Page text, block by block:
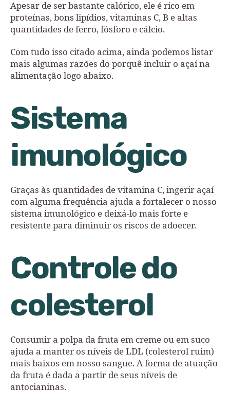
Apesar de ser bastante calórico, ele é rico em
proteínas, bons lipídios, vitaminas C, B e altas
quantidades de ferro, fósforo e cálcio.
Com tudo isso citado acima, ainda podemos listar
mais algumas razões do porquê incluir o açaí na
alimentação logo abaixo.
Sistema
imunológico
Graças às quantidades de vitamina C, ingerir açaí
com alguma frequência ajuda a fortalecer o nosso
sistema imunológico e deixá-lo mais forte e
resistente para diminuir os riscos de adoecer.
Controle do
colesterol
Consumir a polpa da fruta em creme ou em suco
ajuda a manter os níveis de LDL (colesterol ruim)
mais baixos em nosso sangue. A forma de atuação
da fruta é dada a partir de seus níveis de
antocianinas.